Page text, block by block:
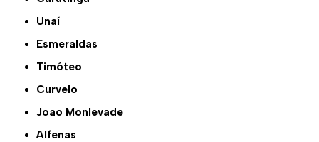
Unaí
Esmeraldas
Timóteo
Curvelo
João Monlevade
Alfenas